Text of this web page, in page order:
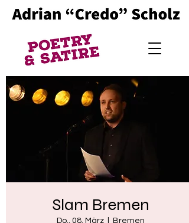
Slam Bremen
Do., 08. März
  |
Bremen